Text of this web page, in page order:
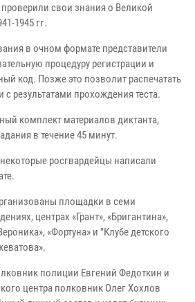
свои знания о Великой
1945 гг.
в очном формате представители
процедуру регистрации и
код. Позже это позволит распечатать
результатами прохождения теста.
комплект материалов диктанта,
в течение 45 минут.
росгвардейцы написали
площадки в семи
центрах «Грант», «Бригантина»,
«Фортуна» и "Клубе детского
полиции Евгений Федоткин и
центра полковник Олег Хохлов